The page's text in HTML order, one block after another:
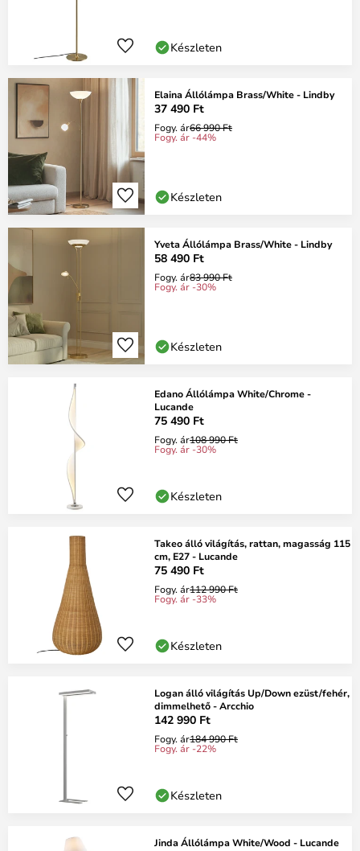
Készleten
Elaina Állólámpa Brass/White - Lindby
37 490 Ft
Fogy. ár66 990 Ft
Fogy. ár -44%
Készleten
Yveta Állólámpa Brass/White - Lindby
58 490 Ft
Fogy. ár83 990 Ft
Fogy. ár -30%
Készleten
Edano Állólámpa White/Chrome -
Lucande
75 490 Ft
Fogy. ár108 990 Ft
Fogy. ár -30%
Készleten
Takeo álló világítás, rattan, magasság 115
cm, E27 - Lucande
75 490 Ft
Fogy. ár112 990 Ft
Fogy. ár -33%
Készleten
Logan álló világítás Up/Down ezüst/fehér,
dimmelhető - Arcchio
142 990 Ft
Fogy. ár184 990 Ft
Fogy. ár -22%
Készleten
Jinda Állólámpa White/Wood - Lucande